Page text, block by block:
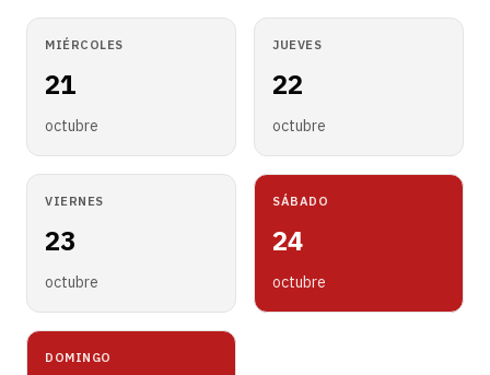
MIÉRCOLES
21
octubre
JUEVES
22
octubre
VIERNES
23
octubre
SÁBADO
24
octubre
DOMINGO